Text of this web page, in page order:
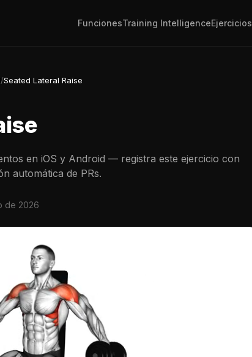
FuncionesTraining IntelligenceEjercicios
/Seated Lateral Raise
en iOS y Android — registra este ejercicio con
automática de PRs.
de 2026